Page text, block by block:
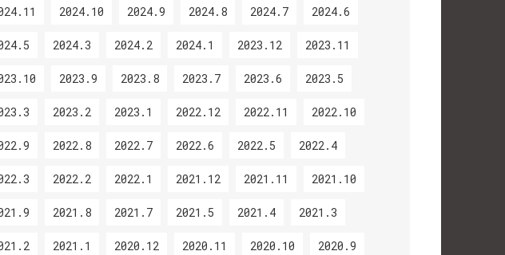
2024.10 2024.9 2024.8 2024.7 2024.6
2024.3 2024.2 2024.1 2023.12 2023.11
2023.9 2023.8 2023.7 2023.6 2023.5
2023.2 2023.1 2022.12 2022.11 2022.10
2022.8 2022.7 2022.6 2022.5 2022.4
2022.2 2022.1 2021.12 2021.11 2021.10
2021.8 2021.7 2021.5 2021.4 2021.3
2021.1 2020.12 2020.11 2020.10 2020.9